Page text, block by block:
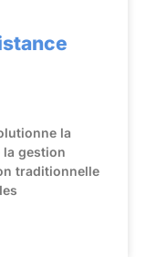
la
la gestion
traditionnelle